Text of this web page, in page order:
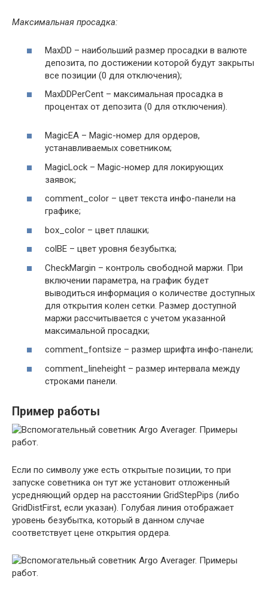
Максимальная просадка:
МaxDD – наибольший размер просадки в валюте
депозита, по достижении которой будут закрыты
все позиции (0 для отключения);
MaxDDPerCent – максимальная просадка в
процентах от депозита (0 для отключения).
MagicEA – Magic-номер для ордеров,
устанавливаемых советником;
MagicLock – Magic-номер для локирующих
заявок;
comment_сolor – цвет текста инфо-панели на
графике;
box_сolor – цвет плашки;
сolBE – цвет уровня безубытка;
CheckMargin – контроль свободной маржи. При
включении параметра, на график будет
выводиться информация о количестве доступных
для открытия колен сетки. Размер доступной
маржи рассчитывается с учетом указанной
максимальной просадки;
comment_fontsize – размер шрифта инфо-панели;
comment_lineheight – размер интервала между
строками панели.
Пример работы
Если по символу уже есть открытые позиции, то при
запуске советника он тут же установит отложенный
усредняющий ордер на расстоянии GridStepPips (либо
GridDistFirst, если указан). Голубая линия отображает
уровень безубытка, который в данном случае
соответствует цене открытия ордера.